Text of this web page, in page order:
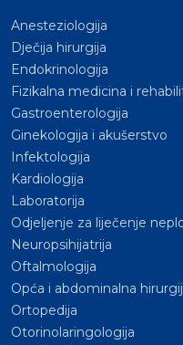
Anesteziologija
Dječija hirurgija
Endokrinologija
Fizikalna medicina i
Gastroenterologija
Ginekologija i akušerstvo
Infektologija
Kardiologija
Laboratorija
Odjeljenje za liječenje
Neuropsihijatrija
Oftalmologija
Opća i abdominalna
Ortopedija
Otorinolaringologija